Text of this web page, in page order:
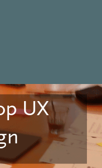
UX